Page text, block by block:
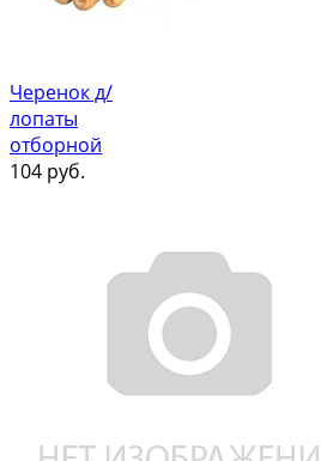
Черенок д/
лопаты
отборной
104 руб.